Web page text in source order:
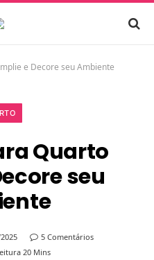
e Decore seu Ambiente
Quarto
seu
5 Comentários
20 Mins